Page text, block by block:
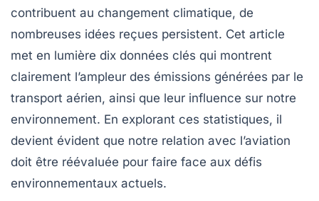
contribuent au changement climatique, de
nombreuses idées reçues persistent. Cet article
met en lumière dix données clés qui montrent
clairement l’ampleur des émissions générées par le
transport aérien, ainsi que leur influence sur notre
environnement. En explorant ces statistiques, il
devient évident que notre relation avec l’aviation
doit être réévaluée pour faire face aux défis
environnementaux actuels.